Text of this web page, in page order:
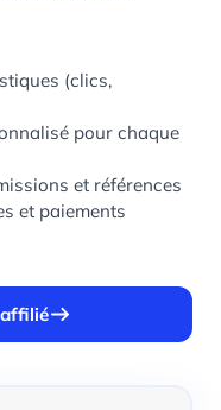
(clics,
pour chaque
et références
et paiements